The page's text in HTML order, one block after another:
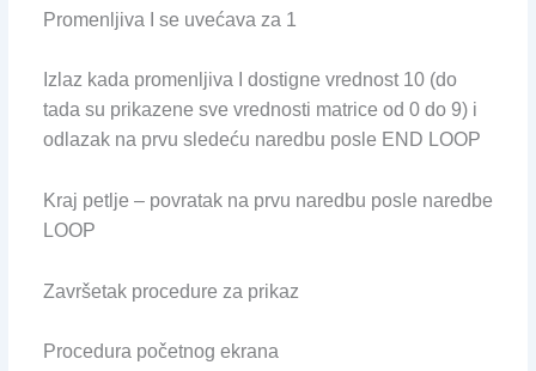
Promenljiva I se uvećava za 1
Izlaz kada promenljiva I dostigne vrednost 10 (do
tada su prikazene sve vrednosti matrice od 0 do 9) i
odlazak na prvu sledeću naredbu posle END LOOP
Kraj petlje – povratak na prvu naredbu posle naredbe
LOOP
Završetak procedure za prikaz
Procedura početnog ekrana